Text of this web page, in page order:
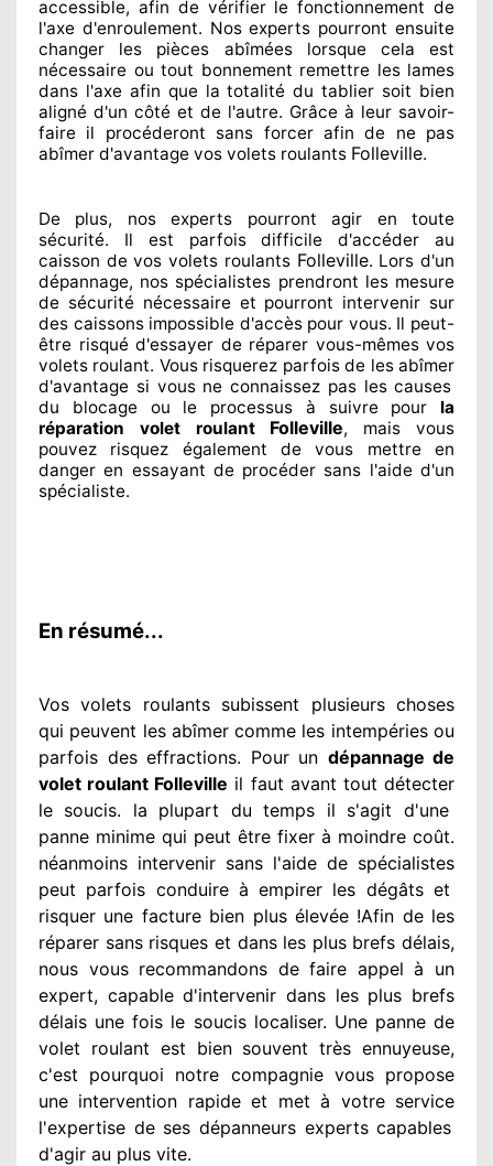
accessible, afin de vérifier le fonctionnement de
l'axe d'enroulement. Nos experts pourront ensuite
changer les pièces abîméeslorsque cela est
nécessaire ou tout bonnement remettre les lames
dans l'axe afin que la totalité du tablier soit bien
aligné d'un côté et de l'autre. Grâce à leur savoir-
faire il procéderont sans forcer afin de ne pas
abîmer d'avantage vos volets roulants Folleville.
De plus, nos experts pourront agir en toute
sécurité. Il est parfois difficile d'accéder au
caisson de vos volets roulants Folleville. Lors d'un
dépannage, nos spécialistes prendront les mesure
de sécuriténécessaireet pourront intervenir sur
des caissons impossible d'accès pour vous. Il peut-
être risquéd'essayer de réparer vous-mêmes vos
volets roulant. Vous risquerez parfois de les abîmer
d'avantage si vous ne connaissez pas les causes
du blocage ou le processus à suivre pour la
réparation volet roulant Folleville, mais vous
pouvez risquez également de vous mettre en
danger en essayant de procéder sans l'aide d'un
spécialiste.
En résumé...
Vos volets roulants subissent plusieurschoses
qui peuvent les abîmercomme les intempéries ou
parfois des effractions. Pour un dépannage de
volet roulant Folleville il faut avant tout détecter
le soucis. la plupart du temps il s'agit d'une
panne minime qui peut être fixer à moindre coût.
néanmoins intervenir sans l'aide de spécialistes
peut parfois conduire à empirer les dégâtset
risquer une facture bien plus élevée!Afin de les
réparer sans risques et dans les plus brefs délais,
nous vous recommandons de faire appel à un
expert, capable d'intervenir dans les plus brefs
délais une fois le soucislocaliser. Une panne de
volet roulant est bien souvent très ennuyeuse,
c'est pourquoi notre compagnievous propose
une intervention rapide et met à votre service
l'expertise de ses dépanneurs expertscapables
d'agir au plus vite.